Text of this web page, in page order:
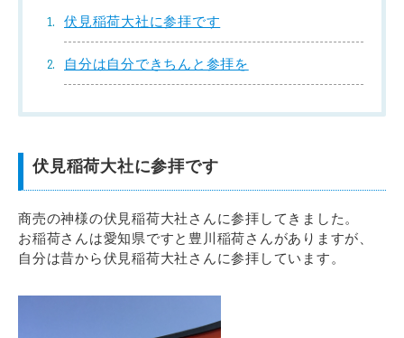
伏見稲荷大社に参拝です
自分は自分できちんと参拝を
伏見稲荷大社に参拝です
商売の神様の伏見稲荷大社さんに参拝してきました。
お稲荷さんは愛知県ですと豊川稲荷さんがありますが、
自分は昔から伏見稲荷大社さんに参拝しています。